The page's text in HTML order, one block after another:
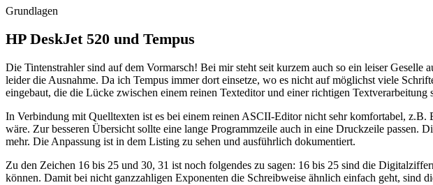
Grundlagen
HP DeskJet 520 und Tempus
Die Tintenstrahler sind auf dem Vormarsch! Bei mir steht seit kurzem auch so ein leiser
leider die Ausnahme. Da ich Tempus immer dort einsetze, wo es nicht auf möglichst viele
eingebaut, die die Lücke zwischen einem reinen Texteditor und einer richtigen Textverarbeitung
In Verbindung mit Quelltexten ist es bei einem reinen ASCII-Editor nicht sehr komfortabel,
wäre. Zur besseren Übersicht sollte eine lange Programmzeile auch in eine Druckzeile
mehr. Die Anpassung ist in dem Listing zu sehen und ausführlich dokumentiert.
Zu den Zeichen 16 bis 25 und 30, 31 ist noch folgendes zu sagen: 16 bis 25 sind die
können. Damit bei nicht ganzzahligen Exponenten die Schreibweise ähnlich einfach geht, sind